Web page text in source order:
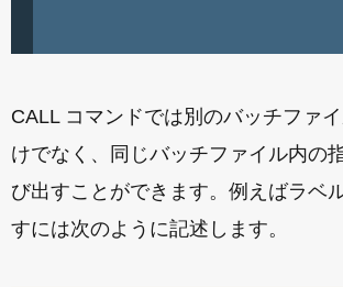
CALL コマンドでは別のバッチファ
けでなく、同じバッチファイル内の
び出すことができます。例えばラベ
すには次のように記述します。